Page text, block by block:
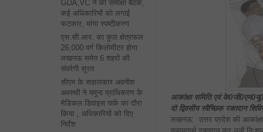
आकांक्षा समिति एवं
दो द्विवसीय स्वैच्छिक रक्तदान
लखनऊ: उत्तर प्रदेश की आकांक्षा
GDA,VC ने की समीक्षा बैठक,
कई अधिकारियों को लगाई
फटकार, मांगा स्पष्टीकरण
एस.सी.आर. का कुल क्षेत्रफल
26,000 वर्ग किलोमीटर होगा
लखनऊ समेत 6 शहरों की
संवरेगी सूरत
सीएम के सहालकार अवनीश
अवस्थी ने यमुना प्राधिकरण के
मेडिकल डिवाइस पार्क का दौरा
किया , अधिकारियों को दिए
निर्देश